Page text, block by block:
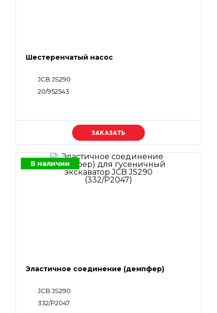
Шестеренчатый насос
JCB JS290
20/952543
Уточняйте цену
В наличии
Эластичное соединение (демпфер)
JCB JS290
332/P2047